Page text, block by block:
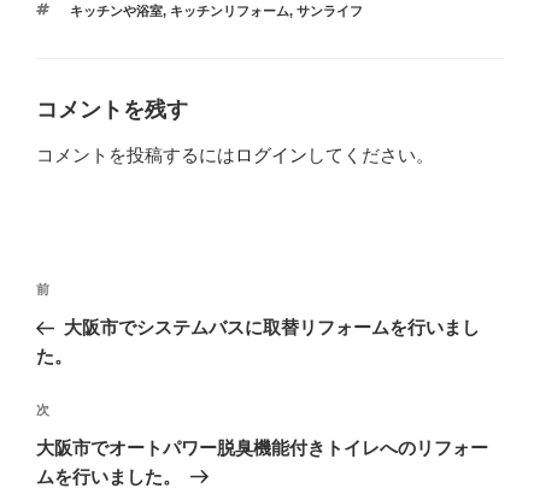
ゴ
タ
キッチンや浴室, キッチンリフォーム, サンライフ
コメントを残す
コメントを投稿するにはログイン してください。
投
ナ
ゲ
ー
シ
過
去
の
稿
前
大阪市でシステムバスに取替リフォームを行いまし
た。
次
の
投
次
大阪市でオートパワー脱臭機能付きトイレへのリフォー
ムを行いました。